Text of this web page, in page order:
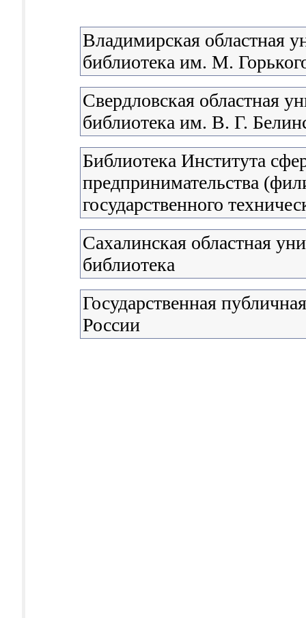
Владимирская областная
библиотека им. М.
Свердловская областная
библиотека им. В. Г.
Библиотека Института
предпринимательства
государственного
Сахалинская областная
библиотека
Государственная
России